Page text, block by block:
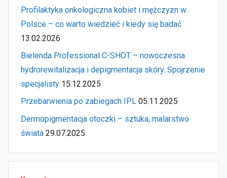
Profilaktyka onkologiczna kobiet i mężczyzn w
Polsce – co warto wiedzieć i kiedy się badać
13.02.2026
Bielenda Professional C-SHOT – nowoczesna
hydrorewitalizacja i depigmentacja skóry. Spojrzenie
specjalisty 15.12.2025
Przebarwienia po zabiegach IPL 05.11.2025
Dermopigmentacja otoczki – sztuka, malarstwo
świata 29.07.2025